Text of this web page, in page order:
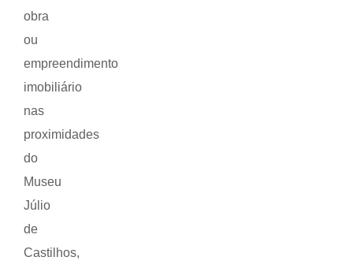
obra
ou
empreendimento
imobiliário
nas
proximidades
do
Museu
Júlio
de
Castilhos,